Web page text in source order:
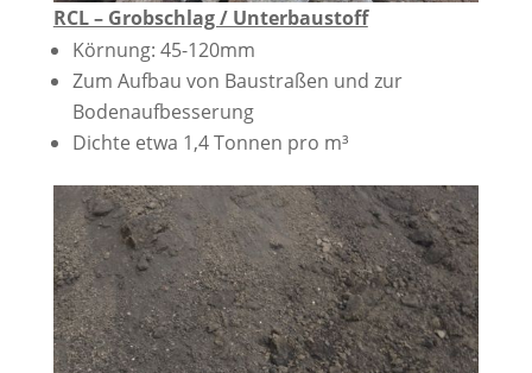
RCL – Grobschlag / Unterbaustoff
Körnung: 45-120mm
Zum Aufbau von Baustraßen und zur
Bodenaufbesserung
Dichte etwa 1,4 Tonnen pro m³